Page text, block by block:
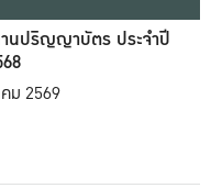
นปริญญาบัตร ประจำปี
ม 2569